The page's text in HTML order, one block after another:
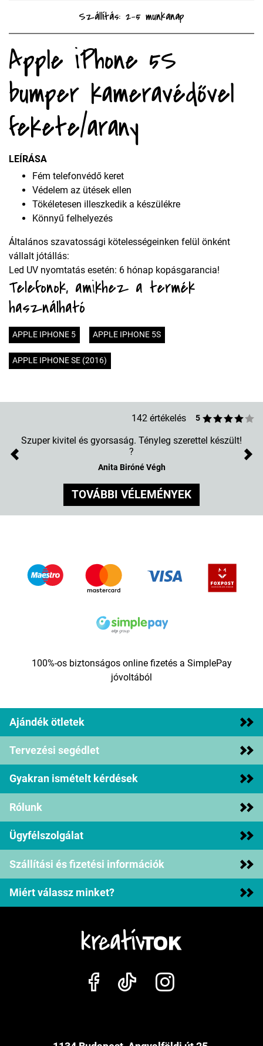
Szállítás: 2-5 munkanap
Apple iPhone 5S
bumper kameravédővel
fekete/arany
LEÍRÁSA
Fém telefonvédő keret
Védelem az ütések ellen
Tökéletesen illeszkedik a készülékre
Könnyű felhelyezés
Általános szavatossági kötelességeinken felül önként
vállalt jótállás:
Led UV nyomtatás esetén: 6 hónap kopásgarancia!
Telefonok, amikhez a termék
használható
APPLE IPHONE 5 APPLE IPHONE 5S
APPLE IPHONE SE (2016)
142 értékelés 5
Szuper kivitel és gyorsaság. Tényleg szerettel készült!
?
Anita Biróné Végh
Previous
TOVÁBBI VÉLEMÉNYEK
100%-os biztonságos online fizetés a SimplePay
jóvoltából
Ajándék ötletek
Tervezési segédlet
Gyakran ismételt kérdések
Rólunk
Ügyfélszolgálat
Szállítási és fizetési információk
Miért válassz minket?